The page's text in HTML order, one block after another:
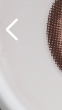
公司简介
团队风采